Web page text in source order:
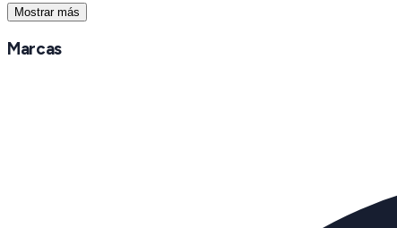
Mostrar más
Marcas